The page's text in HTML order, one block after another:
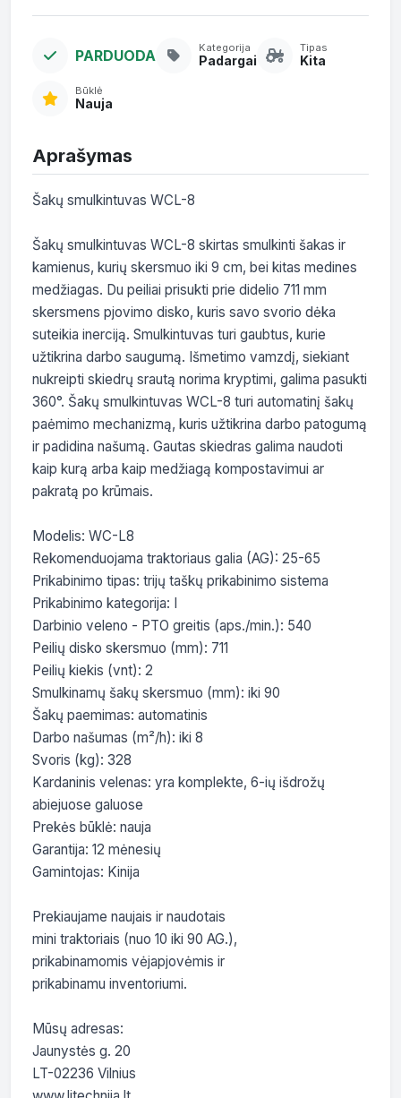
PARDUODA Kategorija
Padargai
Tipas
Kita
Būklė
Nauja
Aprašymas
Šakų smulkintuvas WCL-8
Šakų smulkintuvas WCL-8 skirtas smulkinti šakas ir
kamienus, kurių skersmuo iki 9 cm, bei kitas medines
medžiagas. Du peiliai prisukti prie didelio 711 mm
skersmens pjovimo disko, kuris savo svorio dėka
suteikia inerciją. Smulkintuvas turi gaubtus, kurie
užtikrina darbo saugumą. Išmetimo vamzdį, siekiant
nukreipti skiedrų srautą norima kryptimi, galima pasukti
360°. Šakų smulkintuvas WCL-8 turi automatinį šakų
paėmimo mechanizmą, kuris užtikrina darbo patogumą
ir padidina našumą. Gautas skiedras galima naudoti
kaip kurą arba kaip medžiagą kompostavimui ar
pakratą po krūmais.
Modelis: WC-L8
Rekomenduojama traktoriaus galia (AG): 25-65
Prikabinimo tipas: trijų taškų prikabinimo sistema
Prikabinimo kategorija: I
Darbinio veleno - PTO greitis (aps./min.): 540
Peilių disko skersmuo (mm): 711
Peilių kiekis (vnt): 2
Smulkinamų šakų skersmuo (mm): iki 90
Šakų paemimas: automatinis
Darbo našumas (m²/h): iki 8
Svoris (kg): 328
Kardaninis velenas: yra komplekte, 6-ių išdrožų
abiejuose galuose
Prekės būklė: nauja
Garantija: 12 mėnesių
Gamintojas: Kinija
Prekiaujame naujais ir naudotais
mini traktoriais (nuo 10 iki 90 AG.),
prikabinamomis vėjapjovėmis ir
prikabinamu inventoriumi.
Mūsų adresas:
Jaunystės g. 20
LT-02236 Vilnius